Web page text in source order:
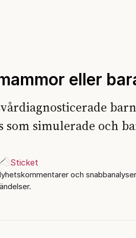
eller
som simulerade och
Sticket
och